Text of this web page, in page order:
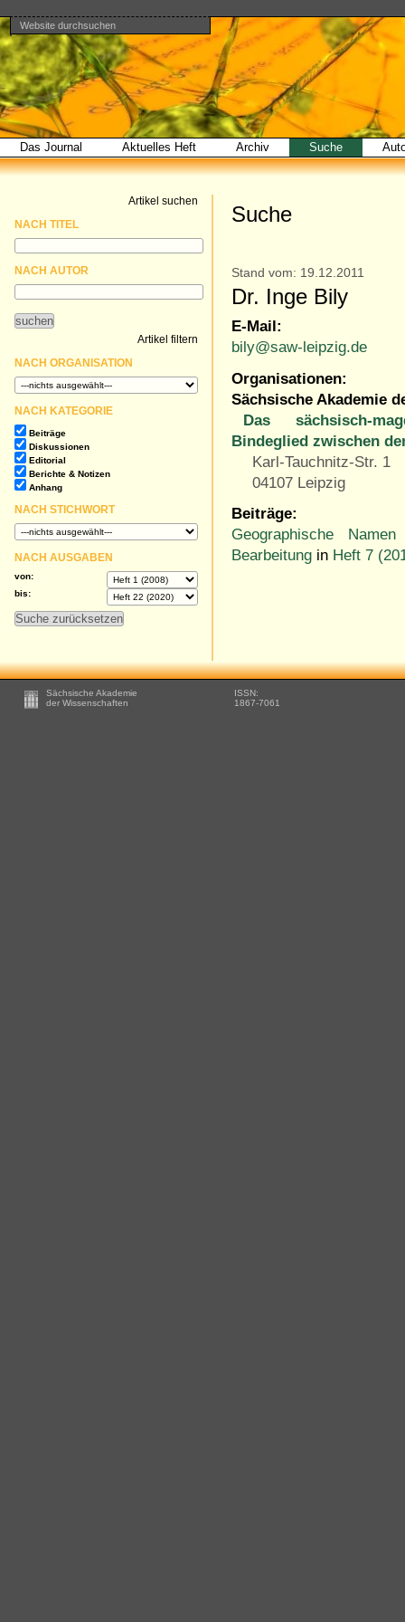
Direkt
zum
Inhalt
|
Direkt
zur
Navigation
Benutzerspezifische
Werkzeuge
Website durchsuchen
Erweiterte
Suche…
Bereiche
Das Journal Aktuelles Heft Archiv Suche
Suche
Stand vom: 19.12.2011
Dr. Inge Bily
E-Mail:
bily@saw-leipzig.de
Organisationen:
Sächsische Akademie
Das sächsisch-
Bindeglied zwischen
Karl-Tauchnitz-Str. 1
04107 Leipzig
Beiträge:
Geographische
Bearbeitung in Heft 7
Artikel suchen
NACH TITEL
NACH AUTOR
Artikel filtern
NACH ORGANISATION
NACH KATEGORIE
Beiträge
Diskussionen
Editorial
Berichte & Notizen
Anhang
NACH STICHWORT
NACH AUSGABEN
von:
bis:
Footer
Sächsische Akademie
der Wissenschaften
ISSN:
1867-7061